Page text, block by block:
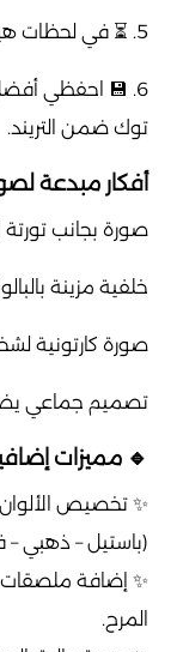
5. ⏳ في لحظات هيولّد Gemini صور متعددة واقعية جدًا.
6. 💾 احفظي
توك ضمن التريند.
أفكار مبدعة
صورة بجانب تورتة
خلفية مزينة
صورة كارتونية
تصميم جماعي
🔹 مميزات
✨ تخصيص
(باستيل – ذهبي
المرح.